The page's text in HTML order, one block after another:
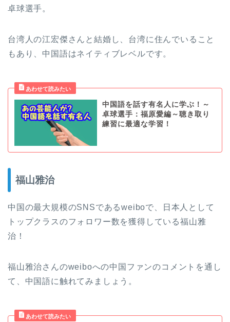
卓球選手。
台湾人の江宏傑さんと結婚し、台湾に住んでいること
もあり、中国語はネイティブレベルです。
中国語を話す有名人に学ぶ！～
卓球選手：福原愛編～聴き取り
練習に最適な学習！
福山雅治
中国の最大規模のSNSであるweiboで、日本人として
トップクラスのフォロワー数を獲得している福山雅
治！
福山雅治さんのweiboへの中国ファンのコメントを通し
て、中国語に触れてみましょう。